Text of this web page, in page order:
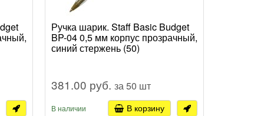
Ручка шарик. Staff Basic Budget
BP-04 0,5 мм корпус прозрачный,
синий стержень (50)
381.00 руб. за 50 шт
В наличии В корзину